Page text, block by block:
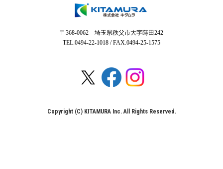
〒368-0062 埼玉県秩父市大字蒔田242
TEL.0494-22-1018 / FAX.0494-25-1575
Copyright (C) KITAMURA Inc. All Rights Reserved.